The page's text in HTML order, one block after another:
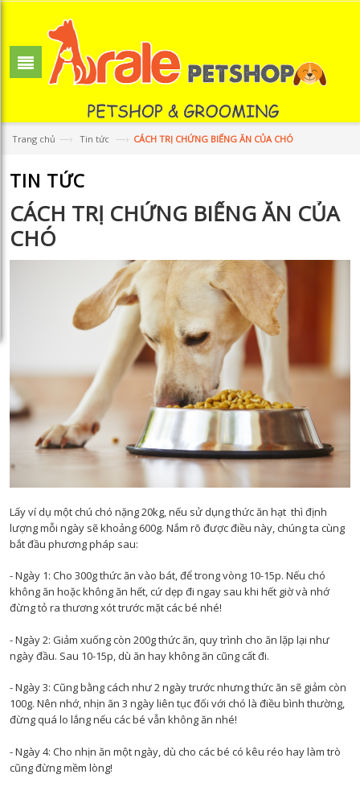
Trang chủ —› Tin tức —› CÁCH TRỊ CHỨNG BIẾNG ĂN CỦA CHÓ
TIN TỨC
CÁCH TRỊ CHỨNG BIẾNG ĂN CỦA
CHÓ
Lấy ví dụ một chú chó nặng 20kg, nếu sử dụng thức ăn hạt thì định
lượng mỗi ngày sẽ khoảng 600g. Nắm rõ được điều này, chúng ta cùng
bắt đầu phương pháp sau:
- Ngày 1: Cho 300g thức ăn vào bát, để trong vòng 10-15p. Nếu chó
không ăn hoặc không ăn hết, cứ dẹp đi ngay sau khi hết giờ và nhớ
đừng tỏ ra thương xót trước mặt các bé nhé!
- Ngày 2: Giảm xuống còn 200g thức ăn, quy trình cho ăn lặp lại như
ngày đầu. Sau 10-15p, dù ăn hay không ăn cũng cất đi.
- Ngày 3: Cũng bằng cách như 2 ngày trước nhưng thức ăn sẽ giảm còn
100g. Nên nhớ, nhịn ăn 3 ngày liên tục đối với chó là điều bình thường,
đừng quá lo lắng nếu các bé vẫn không ăn nhé!
- Ngày 4: Cho nhịn ăn một ngày, dù cho các bé có kêu réo hay làm trò
cũng đừng mềm lòng!